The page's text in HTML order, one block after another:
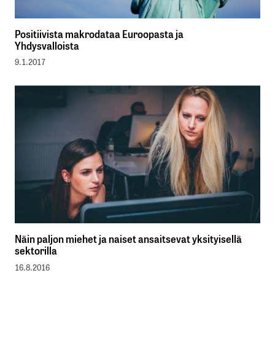
Positiivista makrodataa Euroopasta ja
Yhdysvalloista
9.1.2017
Näin paljon miehet ja naiset ansaitsevat yksityisellä
sektorilla
16.8.2016